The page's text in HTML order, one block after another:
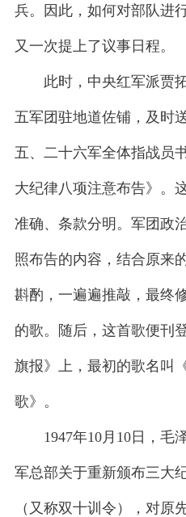
兵。因此，如何对部队进
又一次提上了议事日程。
此时，中央红军派贾拓
五军团驻地道佐铺，及时
五、二十六军全体指战员
大纪律八项注意布告》。
准确、条款分明。军团政
照布告的内容，结合原来
斟酌，一遍遍推敲，最终
的歌。随后，这首歌便刊
旗报》上，最初的歌名叫
歌》。
1947年10月10日，毛
军总部关于重新颁布三大
（又称双十训令），对原